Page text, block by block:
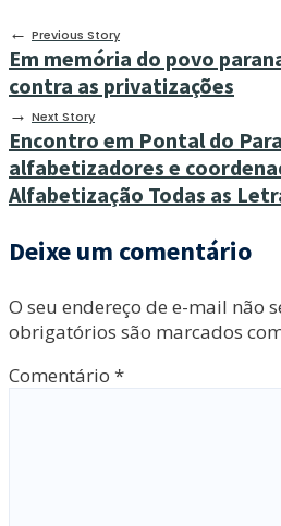
← Previous Story
Em memória do povo
contra as privatizações
→ Next Story
Encontro em Pontal do
alfabetizadores e
Alfabetização Todas as
Deixe um comentário
O seu endereço de e-mail não
obrigatórios são marcados
Comentário *